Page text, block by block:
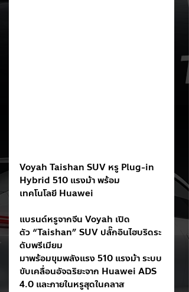
Voyah Taishan SUV หรู Plug-in
Hybrid 510 แรงม้า พร้อม
เทคโนโลยี Huawei
แบรนด์หรูจากจีน Voyah เปิด
ตัว “Taishan” SUV ปลั๊กอินไฮบริดระ
ดับพรีเมียม
มาพร้อมขุมพลังแรง 510 แรงม้า ระบบ
ขับเคลื่อนอัจฉริยะจาก Huawei ADS
4.0 และภายในหรูสุดในคลาส